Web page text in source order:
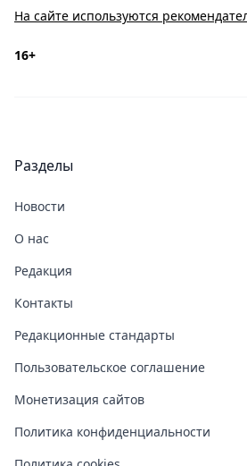
На сайте используются
16+
Разделы
Новости
О нас
Редакция
Контакты
Редакционные стандарты
Пользовательское соглашение
Монетизация сайтов
Политика конфиденциальности